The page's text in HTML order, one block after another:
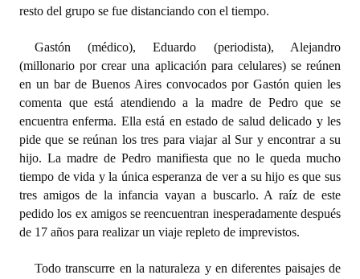
Dictámenes Asesoría Letrada
Actas de Sesión
Informes de Unidad Coordinadora
Ejecución Presupuestaria
Actas de Audiencias Públicas
NORMATIVA
Comunicaciones
resto del grupo se fue distanciando con el tiempo.
Gastón (médico), Eduardo (periodista), Alejandro
(millonario por crear una aplicación para celulares) se reúnen
en un bar de Buenos Aires convocados por Gastón quien les
comenta que está atendiendo a la madre de Pedro que se
encuentra enferma. Ella está en estado de salud delicado y les
pide que se reúnan los tres para viajar al Sur y encontrar a su
hijo. La madre de Pedro manifiesta que no le queda mucho
tiempo de vida y la única esperanza de ver a su hijo es que sus
tres amigos de la infancia vayan a buscarlo. A raíz de este
pedido los ex amigos se reencuentran inesperadamente después
de 17 años para realizar un viaje repleto de imprevistos.
Todo transcurre en la naturaleza y en diferentes paisajes de